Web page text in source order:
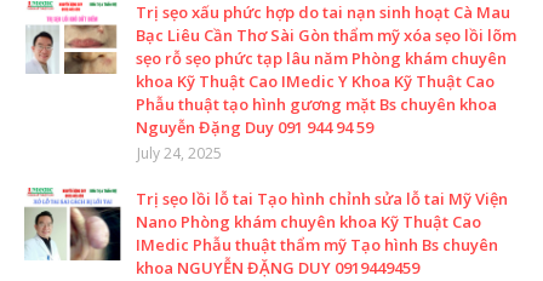
Trị sẹo xấu phức hợp do tai nạn sinh hoạt Cà Mau
Bạc Liêu Cần Thơ Sài Gòn thẩm mỹ xóa sẹo lồi lõm
sẹo rỗ sẹo phức tạp lâu năm Phòng khám chuyên
khoa Kỹ Thuật Cao IMedic Y Khoa Kỹ Thuật Cao
Phẫu thuật tạo hình gương mặt Bs chuyên khoa
Nguyễn Đặng Duy 091 944 94 59
July 24, 2025
Trị sẹo lồi lỗ tai Tạo hình chỉnh sửa lỗ tai Mỹ Viện
Nano Phòng khám chuyên khoa Kỹ Thuật Cao
IMedic Phẫu thuật thẩm mỹ Tạo hình Bs chuyên
khoa NGUYỄN ĐẶNG DUY 0919449459